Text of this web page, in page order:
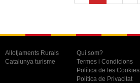
Allotjaments Rurals
Catalunya turisme
Qui som?
Termes i Condicions
Política de les Cookies
Política de Privacitat